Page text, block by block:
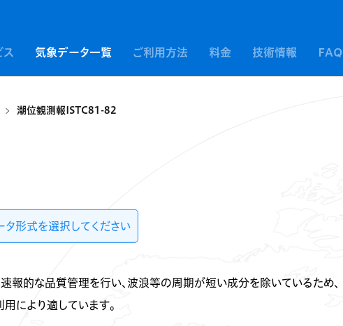
ス 気象データ一覧 ご利用方法 料金 技術情報 FAQ
潮位観測報ISTC81-82
形式を選択してください
報的な品質管理を行い、波浪等の周期が短い成分を除いているため、
により適しています。